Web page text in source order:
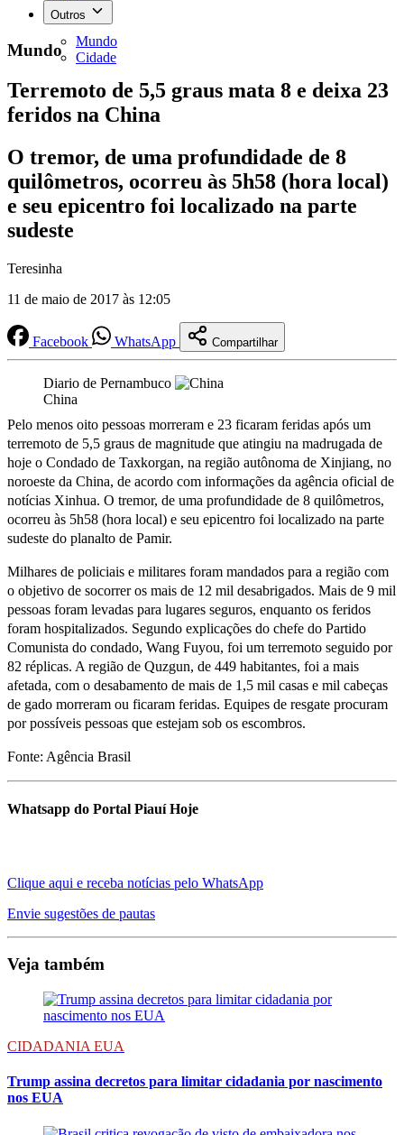
Outros
Mundo
Cidade
Mundo
Terremoto de 5,5 graus mata 8 e deixa 23
feridos na China
O tremor, de uma profundidade de 8
quilômetros, ocorreu às 5h58 (hora local)
e seu epicentro foi localizado na parte
sudeste
Teresinha
11 de maio de 2017 às 12:05
Facebook WhatsApp Compartilhar
Diario de Pernambuco
China
Pelo menos oito pessoas morreram e 23 ficaram feridas após um
terremoto de 5,5 graus de magnitude que atingiu na madrugada de
hoje o Condado de Taxkorgan, na região autônoma de Xinjiang, no
noroeste da China, de acordo com informações da agência oficial de
notícias Xinhua. O tremor, de uma profundidade de 8 quilômetros,
ocorreu às 5h58 (hora local) e seu epicentro foi localizado na parte
sudeste do planalto de Pamir.
Milhares de policiais e militares foram mandados para a região com
o objetivo de socorrer os mais de 12 mil desabrigados. Mais de 9 mil
pessoas foram levadas para lugares seguros, enquanto os feridos
foram hospitalizados. Segundo explicações do chefe do Partido
Comunista do condado, Wang Fuyou, foi um terremoto seguido por
82 réplicas. A região de Quzgun, de 449 habitantes, foi a mais
afetada, com o desabamento de mais de 1,5 mil casas e mil cabeças
de gado morreram ou ficaram feridas. Equipes de resgate procuram
por possíveis pessoas que estejam sob os escombros.
Fonte: Agência Brasil
Whatsapp do Portal Piauí Hoje
Clique aqui e receba notícias pelo WhatsApp
Envie sugestões de pautas
Veja também
CIDADANIA EUA
Trump assina decretos para limitar cidadania por nascimento
nos EUA